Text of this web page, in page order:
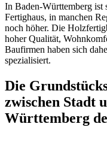
In Baden-Württemberg ist
Fertighaus, in manchen
noch höher. Die
hoher Qualität,
Baufirmen haben sich
spezialisiert.
Die
zwischen Stadt
Württemberg